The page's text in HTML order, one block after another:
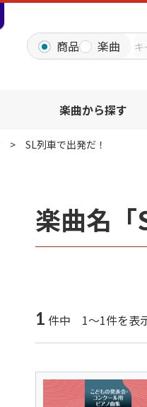
商品 楽曲
楽曲から探す
SL列車で出発だ！
楽曲名
1 件中 1～1件を表